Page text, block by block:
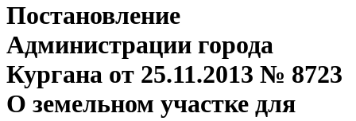
Постановление
Администрации города
Кургана от 25.11.2013 № 8723
О земельном участке для